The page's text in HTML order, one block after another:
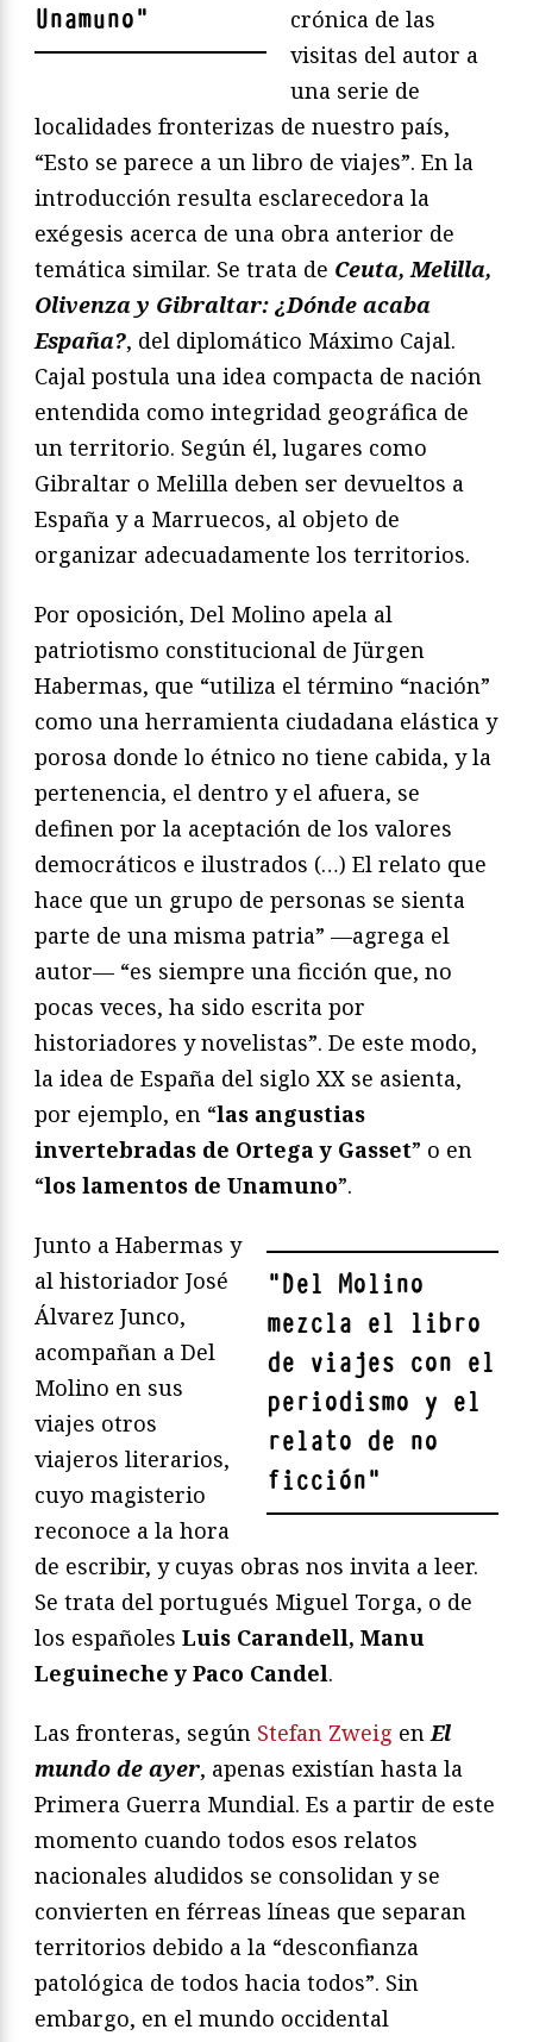
Unamuno"
crónica de las
visitas del autor a
una serie de
localidades fronterizas de nuestro país,
“Esto se parece a un libro de viajes”. En la
introducción resulta esclarecedora la
exégesis acerca de una obra anterior de
temática similar. Se trata de Ceuta, Melilla,
Olivenza y Gibraltar: ¿Dónde acaba
España?, del diplomático Máximo Cajal.
Cajal postula una idea compacta de nación
entendida como integridad geográfica de
un territorio. Según él, lugares como
Gibraltar o Melilla deben ser devueltos a
España y a Marruecos, al objeto de
organizar adecuadamente los territorios.
Por oposición, Del Molino apela al
patriotismo constitucional de Jürgen
Habermas, que “utiliza el término “nación”
como una herramienta ciudadana elástica y
porosa donde lo étnico no tiene cabida, y la
pertenencia, el dentro y el afuera, se
definen por la aceptación de los valores
democráticos e ilustrados (…) El relato que
hace que un grupo de personas se sienta
parte de una misma patria” —agrega el
autor— “es siempre una ficción que, no
pocas veces, ha sido escrita por
historiadores y novelistas”. De este modo,
la idea de España del siglo XX se asienta,
por ejemplo, en “las angustias
invertebradas de Ortega y Gasset” o en
“los lamentos de Unamuno”.
"Del Molino
mezcla el libro
de viajes con el
periodismo y el
relato de no
ficción"
Junto a Habermas y
al historiador José
Álvarez Junco,
acompañan a Del
Molino en sus
viajes otros
viajeros literarios,
cuyo magisterio
reconoce a la hora
de escribir, y cuyas obras nos invita a leer.
Se trata del portugués Miguel Torga, o de
los españoles Luis Carandell, Manu
Leguineche y Paco Candel.
Las fronteras, según Stefan Zweig enEl
mundo de ayer, apenas existían hasta la
Primera Guerra Mundial. Es a partir de este
momento cuando todos esos relatos
nacionales aludidos se consolidan y se
convierten en férreas líneas que separan
territorios debido a la “desconfianza
patológica de todos hacia todos”. Sin
embargo, en el mundo occidental